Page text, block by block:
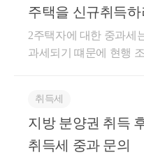
내 종전주택 양도하는
모두 충족하는 경우 a.
이상 지난 후 분양권(조
c. 종전주택은 1세대 1
년이 지난 후 종전주택
양권(입주권) 취득일로
주택을 신규취득
과 여부
2주택자에 대한 중과세
과세되기 떄문에 현행 조정지역인 곳에 주택을 취득할
해당 지역에 주택을 가
니라면 중과세 걱정은
취득세
지방 분양권 취득
취득세 중과 문의